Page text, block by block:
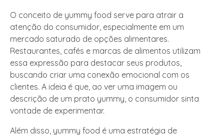
O conceito de yummy food serve para atrair a
atenção do consumidor, especialmente em um
mercado saturado de opções alimentares.
Restaurantes, cafés e marcas de alimentos utilizam
essa expressão para destacar seus produtos,
buscando criar uma conexão emocional com os
clientes. A ideia é que, ao ver uma imagem ou
descrição de um prato yummy, o consumidor sinta
vontade de experimentar.
Além disso, yummy food é uma estratégia de